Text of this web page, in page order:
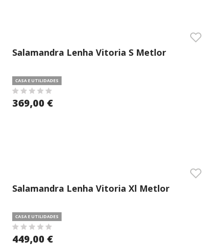
Salamandra Lenha Vitoria S Metlor
CASA E UTILIDADES
369,00 €
Salamandra Lenha Vitoria Xl Metlor
CASA E UTILIDADES
449,00 €